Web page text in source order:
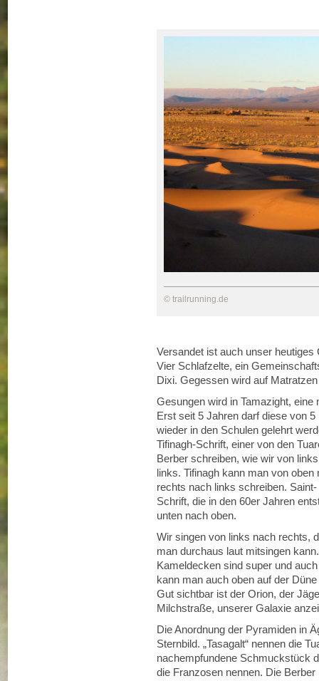
© trailrunning.de
Versandet ist auch unser
Vier Schlafzelte, ein
Dixi. Gegessen wird auf
Gesungen wird in Tamazight,
Erst seit 5 Jahren darf diese von
wieder in den Schulen gelehrt
Tifinagh-Schrift, einer von den
Berber schreiben, wie wir von
links. Tifinagh kann man von
rechts nach links schreiben.
Schrift, die in den 60er Jahren
unten nach oben.
Wir singen von links nach rechts,
man durchaus laut mitsingen
Kameldecken sind super und
kann man auch oben auf der
Gut sichtbar ist der Orion, der
Milchstraße, unserer Galaxie
Die Anordnung der Pyramiden in
Sternbild. „Tasagalt“ nennen die
nachempfundene Schmuckstück
die Franzosen nennen. Die